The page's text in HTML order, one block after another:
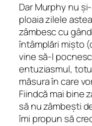
Dar Murphy nu
ploaia zilele
zâmbesc cu
întâmplări mișto
vine să-l
entuziasmul,
măsura în care
Fiindcă mai bine
să nu zâmbești
îmi propun să